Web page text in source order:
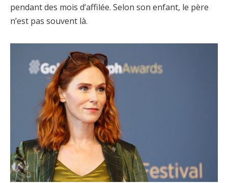
pendant des mois d’affilée. Selon son enfant, le père
n’est pas souvent là.